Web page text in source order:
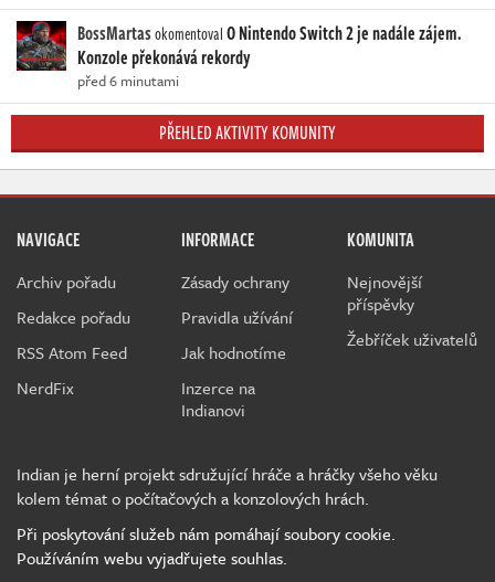
BossMartasokomentovalO Nintendo Switch 2 je nadále zájem.
Konzole překonává rekordy
před 6 minutami
PŘEHLED AKTIVITY KOMUNITY
NAVIGACE
Archiv pořadu
Redakce pořadu
RSS Atom Feed
NerdFix
INFORMACE
Zásady ochrany
Pravidla užívání
Jak hodnotíme
Inzerce na
Indianovi
KOMUNITA
Nejnovější
příspěvky
Žebříček uživatelů
Indian je herní projekt sdružující hráče a hráčky všeho věku
kolem témat o počítačových a konzolových hrách.
Při poskytování služeb nám pomáhají soubory cookie.
Používáním webu vyjadřujete souhlas.